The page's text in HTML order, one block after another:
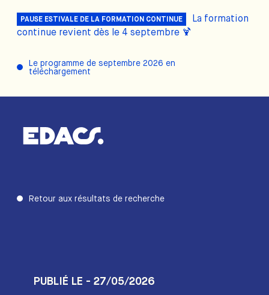
PAUSE ESTIVALE DE LA FORMATION CONTINUE
La formation
continue revient dès le 4 septembre 🍹
Le programme de septembre 2026 en
téléchargement
Retour aux résultats de recherche
PUBLIÉ LE - 27/05/2026